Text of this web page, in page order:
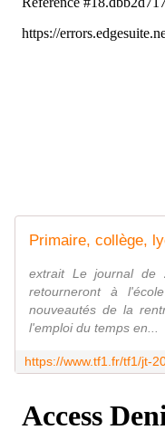
extrait Le journal de
retourneront à
nouveautés de la
l'emploi du temps en...